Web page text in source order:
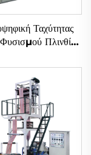
Ταχύτητας
Πλινθίου